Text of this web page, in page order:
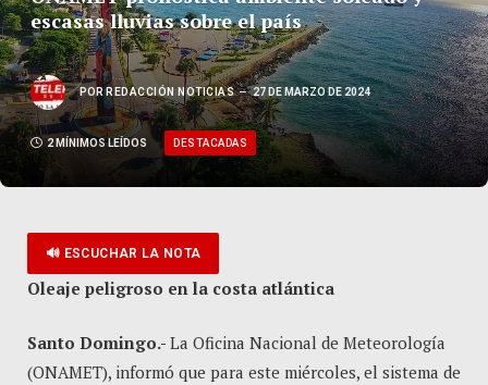
escasas lluvias sobre el país
POR REDACCIÓN NOTICIAS 27 DE MARZO DE 2024
2 MÍNIMOS LEÍDOS DESTACADAS
🔊 ESCUCHAR LA NOTA
Oleaje peligroso en la costa atlántica
Santo Domingo.- La Oficina Nacional de Meteorología
(ONAMET), informó que para este miércoles, el sistema de